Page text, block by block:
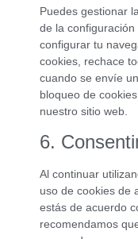
Puedes gestionar
de la
configurar tu
cookies, rechace
cuando se envíe
bloqueo de
nuestro sitio web.
6.
Al continuar
uso de cookies de
estás de acuerdo
recomendamos